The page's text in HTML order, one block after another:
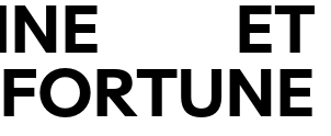
ET
FORTUNE